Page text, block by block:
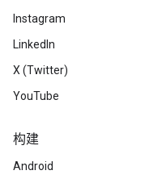
Instagram
LinkedIn
X (Twitter)
YouTube
构建
Android